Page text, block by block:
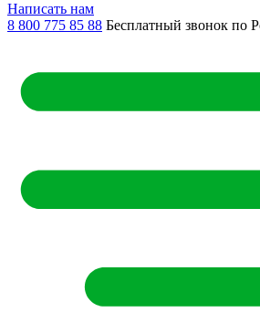
Написать нам
8 800 775 85 88 Бесплатный звонок по